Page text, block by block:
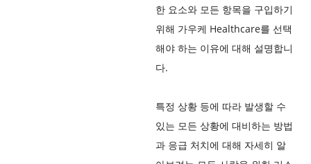
한 요소와 모든 항목을 구입하기
위해 가우케 Healthcare를 선택
해야 하는 이유에 대해 설명합니
다.
특정 상황 등에 따라 발생할 수
있는 모든 상황에 대비하는 방법
과 응급 처치에 대해 자세히 알